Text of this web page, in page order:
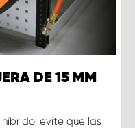
DE 15 MM
evite que las